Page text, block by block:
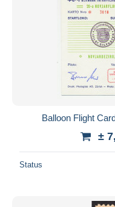
Balloon Flight
±
Status